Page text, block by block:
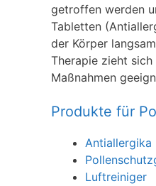
getroffen werden
Tabletten
der Körper
Therapie zieht
Maßnahmen
Produkte für
Antiallergika
Luftreiniger